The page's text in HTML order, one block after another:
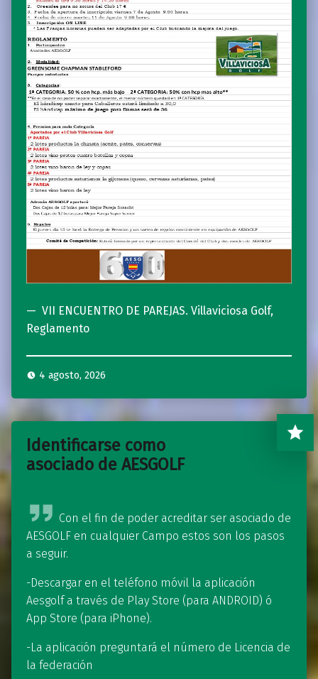
VII ENCUENTRO DE PAREJAS. Villaviciosa Golf,
Reglamento
4 agosto, 2026
Identificarse como
asociado de AESGOLF
Con el fin de poder acreditar ser asociado de
AESGOLF en cualquier Campo estos son los pasos
a seguir.
-Descargar en el teléfono móvil la aplicación
Aesgolf a través de Play Store (para ANDROID) ó
App Store (para iPhone).
-La aplicación preguntará el número de Licencia de
la federación